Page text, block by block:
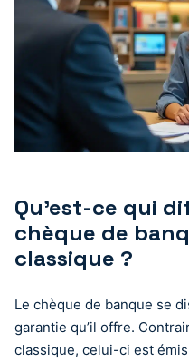
Qu’est-ce qui
chèque de
classique ?
Le chèque de banque se
garantie qu’il offre.
classique, celui-ci est